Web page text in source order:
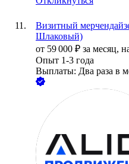
Визитный
Шлаковый)
от 59 000 ₽ за месяц,
Опыт 1-3 года
Выплаты: Два раза в